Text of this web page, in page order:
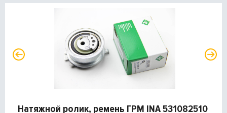
Натяжной ролик, ремень ГРМ INA 531082510